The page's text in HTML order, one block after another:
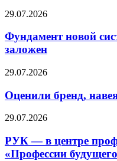
29.07.2026
Фундамент новой
заложен
29.07.2026
Оценили бренд,
29.07.2026
РУК — в центре
«Профессии